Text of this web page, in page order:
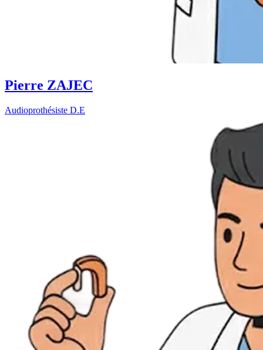
Pierre ZAJEC
Audioprothésiste D.E